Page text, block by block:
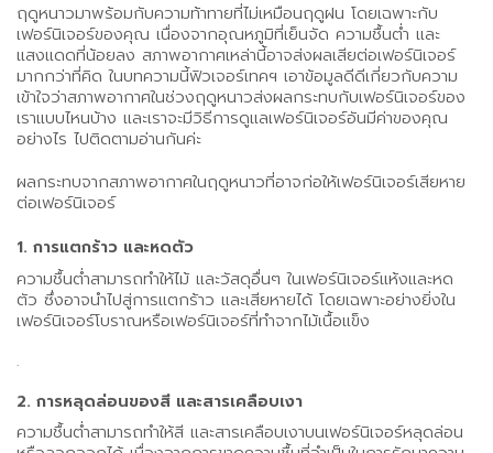
ฤดูหนาวมาพร้อมกับความท้าทายที่ไม่เหมือนฤดูฝน โดยเฉพาะกับ
เฟอร์นิเจอร์ของคุณ เนื่องจากอุณหภูมิที่เย็นจัด ความชื้นต่ำ และ
แสงแดดที่น้อยลง สภาพอากาศเหล่านี้อาจส่งผลเสียต่อเฟอร์นิเจอร์
มากกว่าที่คิด ในบทความนี้ฟิวเจอร์เทคฯ เอาข้อมูลดีดีเกี่ยวกับความ
เข้าใจว่าสภาพอากาศในช่วงฤดูหนาวส่งผลกระทบกับเฟอร์นิเจอร์ของ
เราแบบไหนบ้าง และเราจะมีวิธีการดูแลเฟอร์นิเจอร์อันมีค่าของคุณ
อย่างไร ไปติดตามอ่านกันค่ะ
ผลกระทบจากสภาพอากาศในฤดูหนาวที่อาจก่อให้เฟอร์นิเจอร์เสียหาย
ต่อเฟอร์นิเจอร์
1. การแตกร้าว และหดตัว
ความชื้นต่ำสามารถทำให้ไม้ และวัสดุอื่นๆ ในเฟอร์นิเจอร์แห้งและหด
ตัว ซึ่งอาจนำไปสู่การแตกร้าว และเสียหายได้ โดยเฉพาะอย่างยิ่งใน
เฟอร์นิเจอร์โบราณหรือเฟอร์นิเจอร์ที่ทำจากไม้เนื้อแข็ง
.
2. การหลุดล่อนของสี และสารเคลือบเงา
ความชื้นต่ำสามารถทำให้สี และสารเคลือบเงาบนเฟอร์นิเจอร์หลุดล่อน